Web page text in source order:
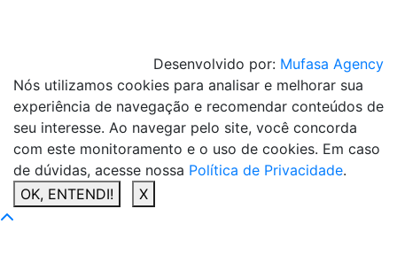
Desenvolvido por: Mufasa Agency
Nós utilizamos cookies para analisar e melhorar sua
experiência de navegação e recomendar conteúdos de
seu interesse. Ao navegar pelo site, você concorda
com este monitoramento e o uso de cookies. Em caso
de dúvidas, acesse nossa Política de Privacidade.
OK, ENTENDI!
X